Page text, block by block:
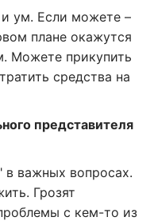
и ум. Если можете –
плане окажутся
Можете прикупить
средства на
представителя
в важных вопросах.
Грозят
с кем-то из